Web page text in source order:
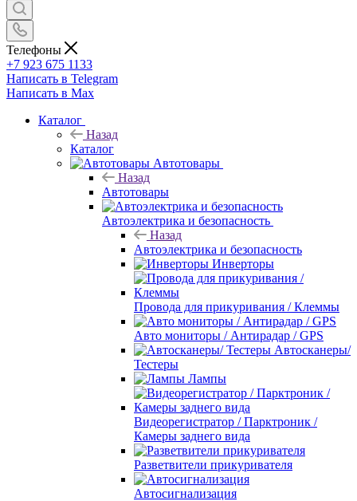
Телефоны
+7 923 675 1133
Написать в Telegram
Написать в Max
Каталог
Назад
Каталог
Автотовары
Назад
Автотовары
Автоэлектрика и безопасность
Назад
Автоэлектрика и безопасность
Инверторы
Провода для прикуривания / Клеммы
Авто мониторы / Антирадар / GPS
Автосканеры/
Тестеры
Лампы
Видеорегистратор / Парктроник /
Камеры заднего вида
Разветвители прикуривателя
Автосигнализация